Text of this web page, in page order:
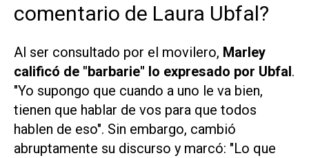
comentario de Laura Ubfal?
Al ser consultado por el movilero, Marley
calificó de "barbarie" lo expresado por Ubfal.
"Yo supongo que cuando a uno le va bien,
tienen que hablar de vos para que todos
hablen de eso". Sin embargo, cambió
abruptamente su discurso y marcó: "Lo que